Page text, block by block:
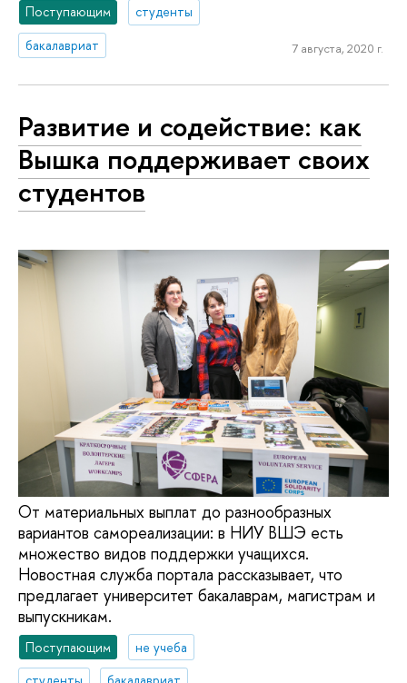
Поступающим
студенты
бакалавриат
7 августа, 2020 г.
Развитие и содействие: как
Вышка поддерживает своих
студентов
От материальных выплат до разнообразных
вариантов самореализации: в НИУ ВШЭ есть
множество видов поддержки учащихся.
Новостная служба портала рассказывает, что
предлагает университет бакалаврам, магистрам и
выпускникам.
Поступающим
не учеба